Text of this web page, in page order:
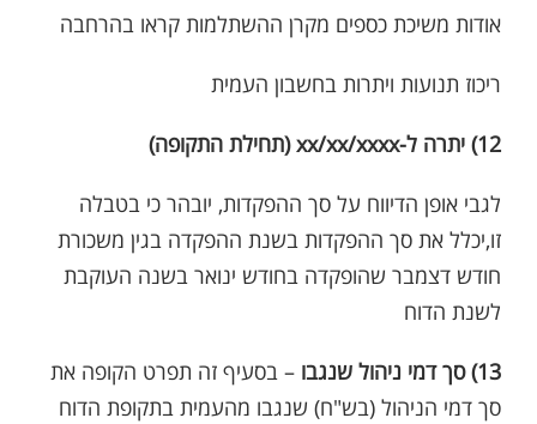
אודות משיכת כספים מקרן ההשתלמות קראו בהרחבה
ריכוז תנועות ויתרות בחשבון העמית
12) יתרה ל-xx/xx/xxxx (תחילת התקופה)
לגבי אופן הדיווח על סך ההפקדות, יובהר כי בטבלה
זו,יכלל את סך ההפקדות בשנת ההפקדה בגין משכורת
חודש דצמבר שהופקדה בחודש ינואר בשנה העוקבת
לשנת הדוח
13) סך דמי ניהול שנגבו
– בסעיף זה תפרט הקופה את
סך דמי הניהול (בש"ח) שנגבו מהעמית בתקופת הדוח